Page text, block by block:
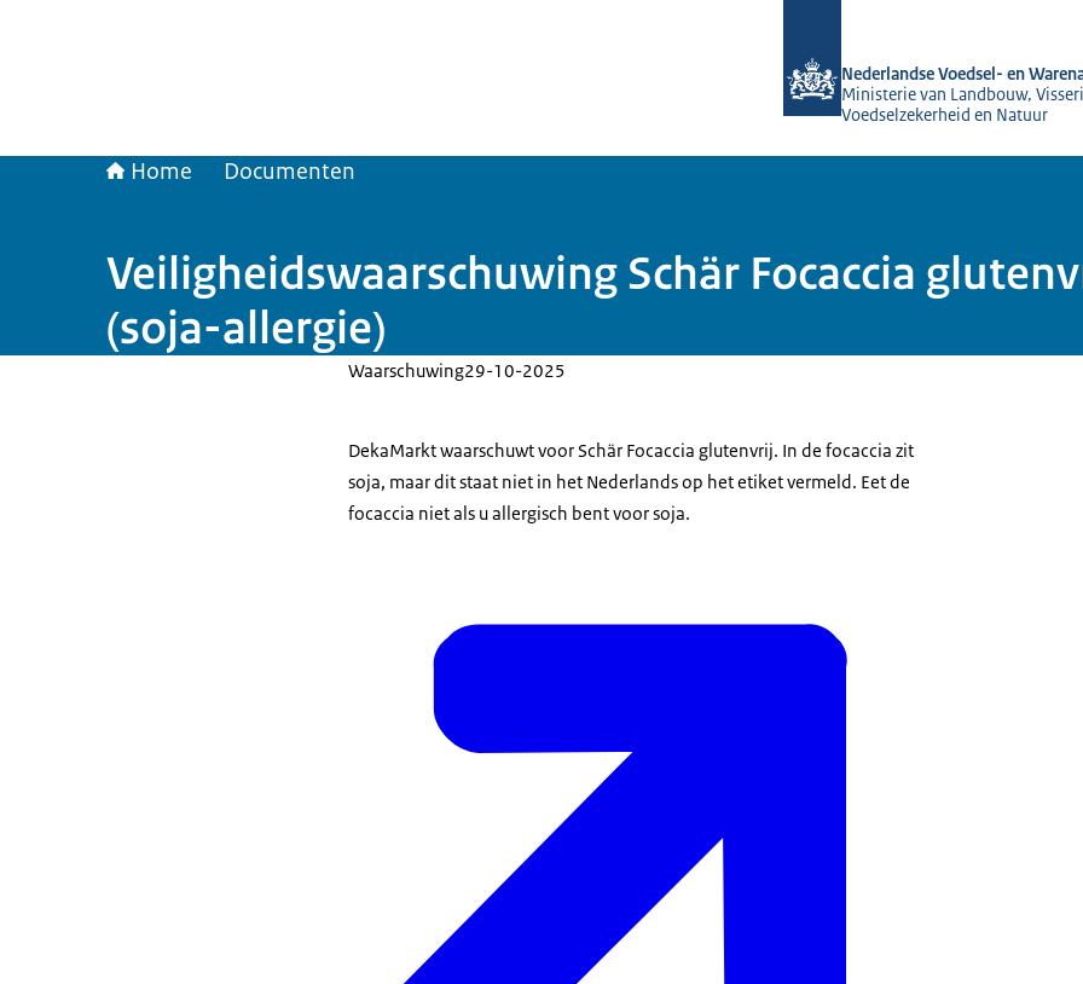
Nederlandse Voedsel- en
Ministerie van Landbouw,
Voedselzekerheid en Natuur
Home Documenten
Veiligheidswaarschuwing Schär Focaccia
(soja-allergie)
Waarschuwing29-10-2025
DekaMarkt waarschuwt voor Schär Focaccia glutenvrij. In de focaccia zit
soja, maar dit staat niet in het Nederlands op het etiket vermeld. Eet de
focaccia niet als u allergisch bent voor soja.